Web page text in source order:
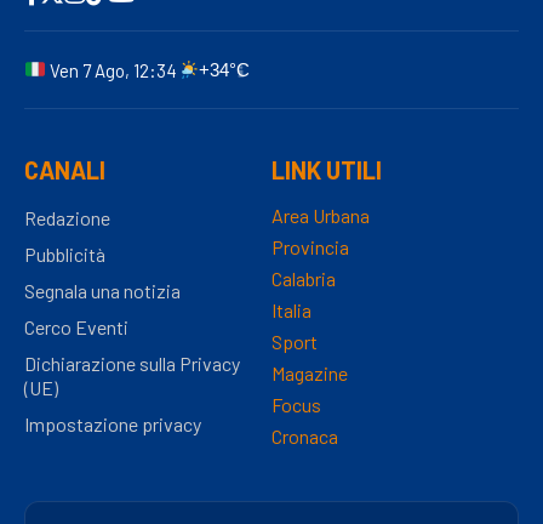
Ven 7 Ago, 12:34 +34°C
CANALI
Redazione
Pubblicità
Segnala una notizia
Cerco Eventi
Dichiarazione sulla Privacy
(UE)
Impostazione privacy
LINK UTILI
Area Urbana
Provincia
Calabria
Italia
Sport
Magazine
Focus
Cronaca